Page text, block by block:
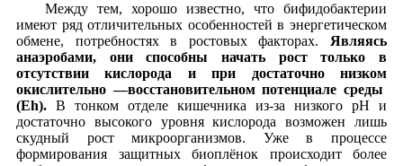
Между тем, хорошо известно, что бифидобактерии
имеют ряд отличительных особенностей в энергетическом
обмене, потребностях в ростовых факторах. Являясь
анаэробами, они способны начать рост только в
отсутствии кислорода и при достаточно низком
окислительно —восстановительном потенциале среды
(Eh). В тонком отделе кишечника из-за низкого рН и
достаточно высокого уровня кислорода возможен лишь
скудный рост микроорганизмов. Уже в процессе
формирования защитных биоплёнок происходит более